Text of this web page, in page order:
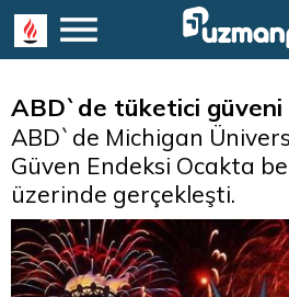
ABD`de tüketici güveni
ABD`de Michigan
Güven Endeksi Ocakta
üzerinde gerçekleşti.